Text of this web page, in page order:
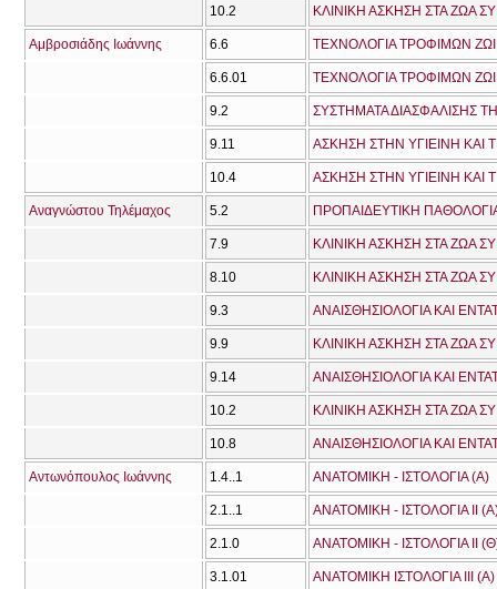
10.2 ΚΛΙΝΙΚΗ ΑΣΚΗΣΗ ΣΤΑ ΖΩΑ
Αμβροσιάδης Ιωάννης 6.6 ΤΕΧΝΟΛΟΓΙΑ ΤΡΟΦΙΜΩΝ
6.6.01 ΤΕΧΝΟΛΟΓΙΑ ΤΡΟΦΙΜΩΝ
9.2 ΣΥΣΤΗΜΑΤΑ ΔΙΑΣΦΑΛΙΣΗΣ
9.11 ΑΣΚΗΣΗ ΣΤΗΝ ΥΓΙΕΙΝΗ
10.4 ΑΣΚΗΣΗ ΣΤΗΝ ΥΓΙΕΙΝΗ
Αναγνώστου Τηλέμαχος 5.2 ΠΡΟΠΑΙΔΕΥΤΙΚΗ
7.9 ΚΛΙΝΙΚΗ ΑΣΚΗΣΗ ΣΤΑ ΖΩΑ
8.10 ΚΛΙΝΙΚΗ ΑΣΚΗΣΗ ΣΤΑ ΖΩΑ
9.3 ΑΝΑΙΣΘΗΣΙΟΛΟΓΙΑ ΚΑΙ
9.9 ΚΛΙΝΙΚΗ ΑΣΚΗΣΗ ΣΤΑ ΖΩΑ
9.14 ΑΝΑΙΣΘΗΣΙΟΛΟΓΙΑ ΚΑΙ
10.2 ΚΛΙΝΙΚΗ ΑΣΚΗΣΗ ΣΤΑ ΖΩΑ
10.8 ΑΝΑΙΣΘΗΣΙΟΛΟΓΙΑ ΚΑΙ
Αντωνόπουλος Ιωάννης 1.4..1 ΑΝΑΤΟΜΙΚΗ - ΙΣΤΟΛΟΓΙΑ (Α)
2.1..1 ΑΝΑΤΟΜΙΚΗ - ΙΣΤΟΛΟΓΙΑ ΙΙ
2.1.0 ΑΝΑΤΟΜΙΚΗ - ΙΣΤΟΛΟΓΙΑ ΙΙ
3.1.01 ΑΝΑΤΟΜΙΚΗ ΙΣΤΟΛΟΓΙΑ ΙΙΙ (A)